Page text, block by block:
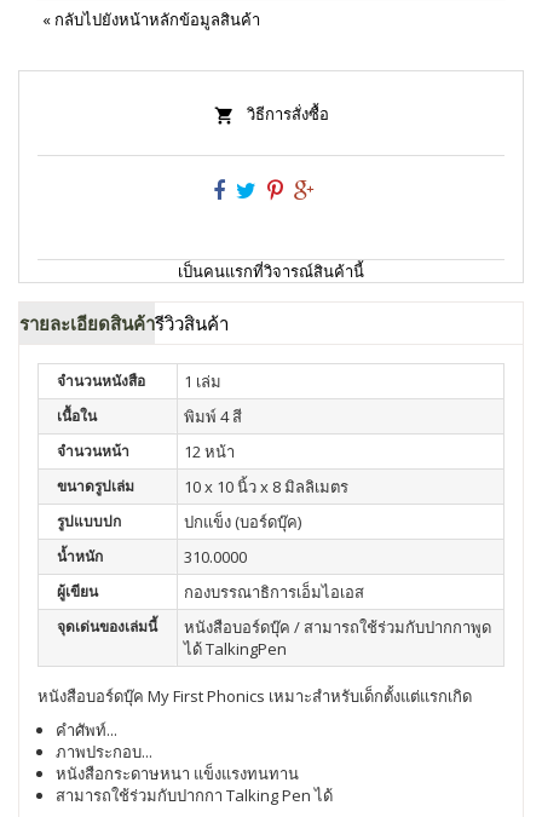
« กลับไปยังหน้าหลักข้อมูลสินค้า
วิธีการสั่งซื้อ
เป็นคนแรกที่วิจารณ์สินค้านี้
รายละเอียดสินค้ารีวิวสินค้า
จำนวนหนังสือ 1 เล่ม
เนื้อใน พิมพ์ 4 สี
จำนวนหน้า 12 หน้า
ขนาดรูปเล่ม 10 x 10 นิ้ว x 8 มิลลิเมตร
รูปแบบปก ปกแข็ง (บอร์ดบุ๊ค)
น้ำหนัก 310.0000
ผู้เขียน กองบรรณาธิการเอ็มไอเอส
จุดเด่นของเล่มนี้
หนังสือบอร์ดบุ๊ค / สามารถใช้ร่วมกับปากกาพูด
ได้ TalkingPen
หนังสือบอร์ดบุ๊ค My First Phonics เหมาะสำหรับเด็กตั้งแต่แรกเกิด
คำศัพท์...
ภาพประกอบ...
หนังสือกระดาษหนา แข็งแรงทนทาน
สามารถใช้ร่วมกับปากกา Talking Pen ได้